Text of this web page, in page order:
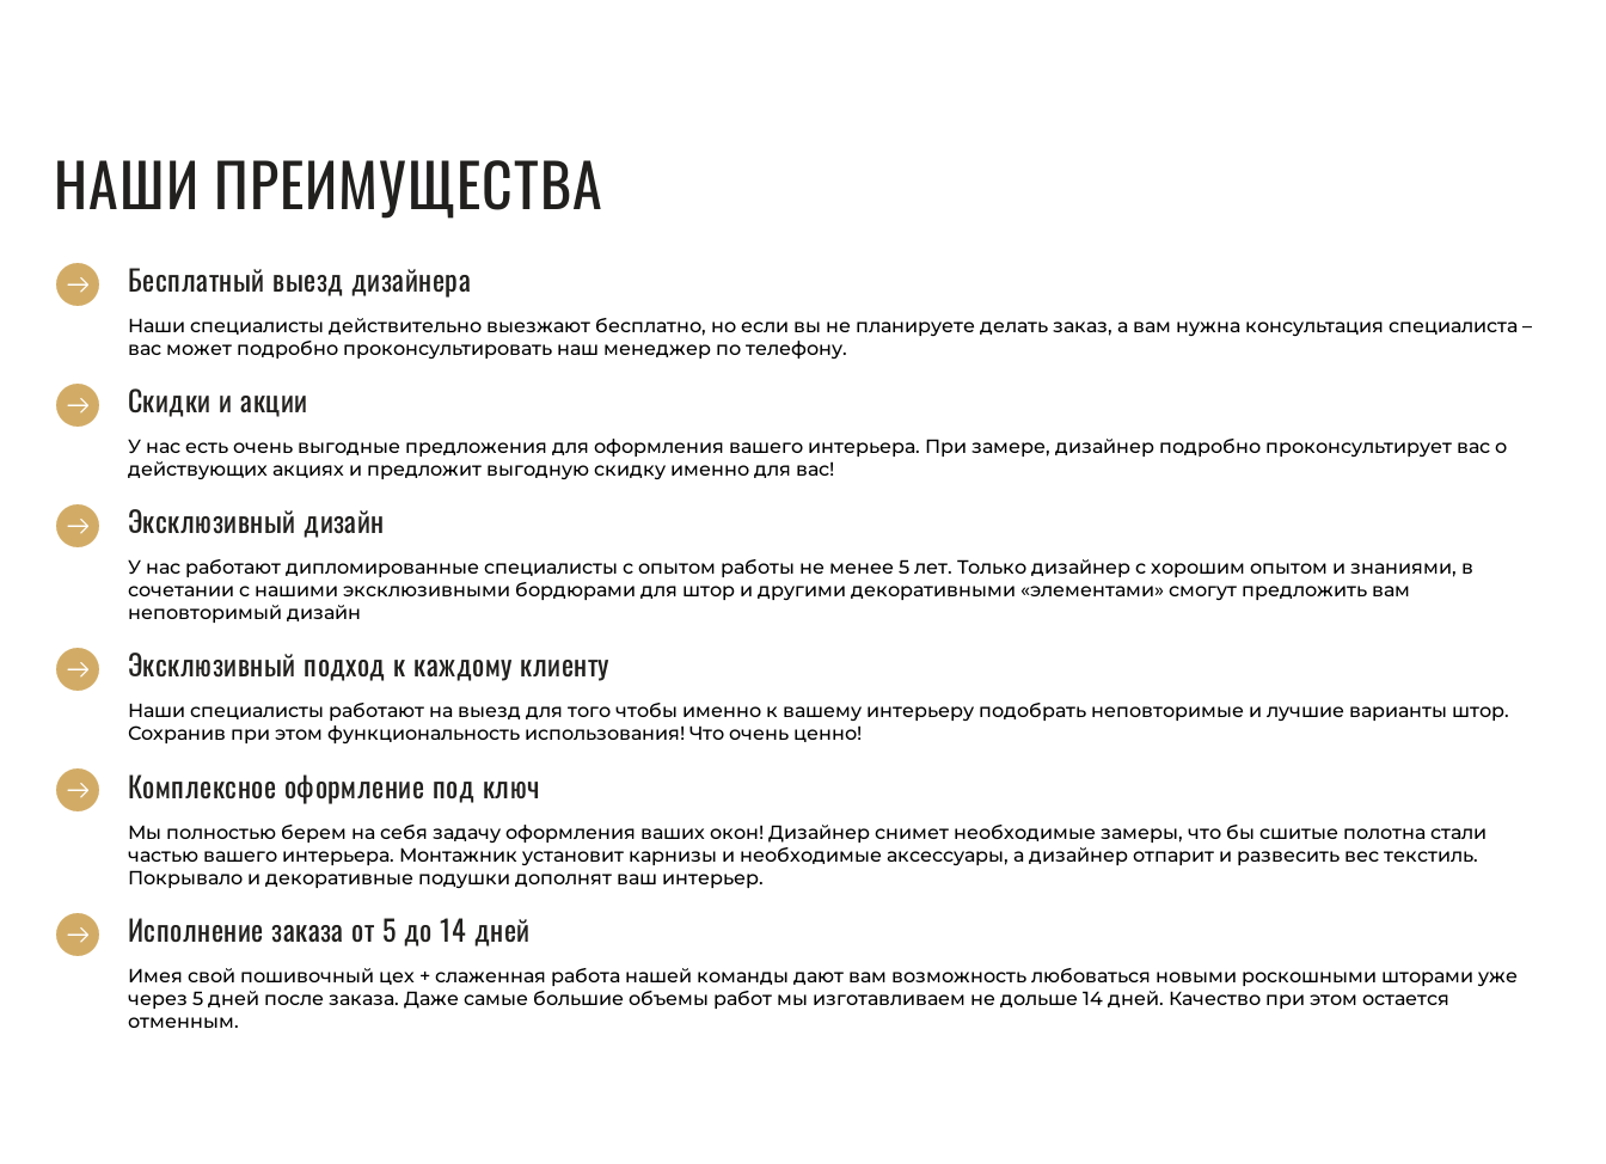
НАШИ ПРЕИМУЩЕСТВА
Бесплатный выезд дизайнера
Наши специалисты действительно выезжают бесплатно, но если вы не планируете делать заказ, а вам нужна консультация специалиста –
вас может подробно проконсультировать наш менеджер по телефону.
Скидки и акции
У нас есть очень выгодные предложения для оформления вашего интерьера. При замере, дизайнер подробно проконсультирует вас о
действующих акциях и предложит выгодную скидку именно для вас!
Эксклюзивный дизайн
У нас работают дипломированные специалисты с опытом работы не менее 5 лет. Только дизайнер с хорошим опытом и знаниями, в
сочетании с нашими эксклюзивными бордюрами для штор и другими декоративными «элементами» смогут предложить вам
неповторимый дизайн
Эксклюзивный подход к каждому клиенту
Наши специалисты работают на выезд для того чтобы именно к вашему интерьеру подобрать неповторимые и лучшие варианты штор.
Сохранив при этом функциональность использования! Что очень ценно!
Комплексное оформление под ключ
Мы полностью берем на себя задачу оформления ваших окон! Дизайнер снимет необходимые замеры, что бы сшитые полотна стали
частью вашего интерьера. Монтажник установит карнизы и необходимые аксессуары, а дизайнер отпарит и развесить вес текстиль.
Покрывало и декоративные подушки дополнят ваш интерьер.
Исполнение заказа от 5 до 14 дней
Имея свой пошивочный цех + слаженная работа нашей команды дают вам возможность любоваться новыми роскошными шторами уже
через 5 дней после заказа. Даже самые большие объемы работ мы изготавливаем не дольше 14 дней. Качество при этом остается
отменным.